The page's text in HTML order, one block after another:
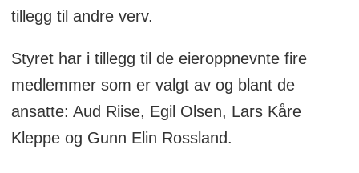
tillegg til andre verv.
Styret har i tillegg til de eieroppnevnte fire
medlemmer som er valgt av og blant de
ansatte: Aud Riise, Egil Olsen, Lars Kåre
Kleppe og Gunn Elin Rossland.